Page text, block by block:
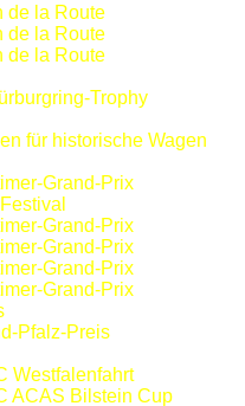
de la Route
de la Route
de la Route
Trophy
für historische Wagen
Grand-Prix
Grand-Prix
Grand-Prix
Grand-Prix
Grand-Prix
Pfalz-Preis
Westfalenfahrt
ACAS Bilstein Cup